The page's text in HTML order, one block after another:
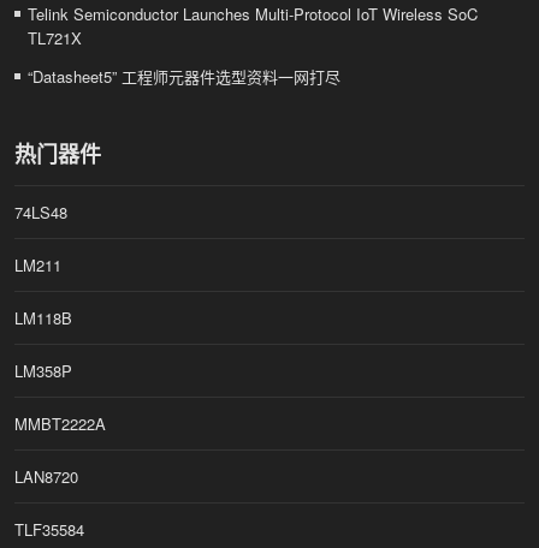
Telink Semiconductor Launches Multi-Protocol IoT Wireless SoC
TL721X
“Datasheet5” 工程师元器件选型资料一网打尽
热门器件
74LS48
LM211
LM118B
LM358P
MMBT2222A
LAN8720
TLF35584